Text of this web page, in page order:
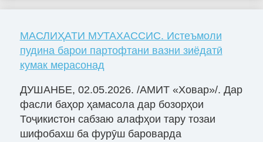
МАСЛИҲАТИ МУТАХАССИС. Истеъмоли
пудина барои партофтани вазни зиёдатӣ
кумак мерасонад
ДУШАНБЕ, 02.05.2026. /АМИТ «Ховар»/. Дар
фасли баҳор ҳамасола дар бозорҳои
Тоҷикистон сабзаю алафҳои тару тозаи
шифобахш ба фурӯш бароварда